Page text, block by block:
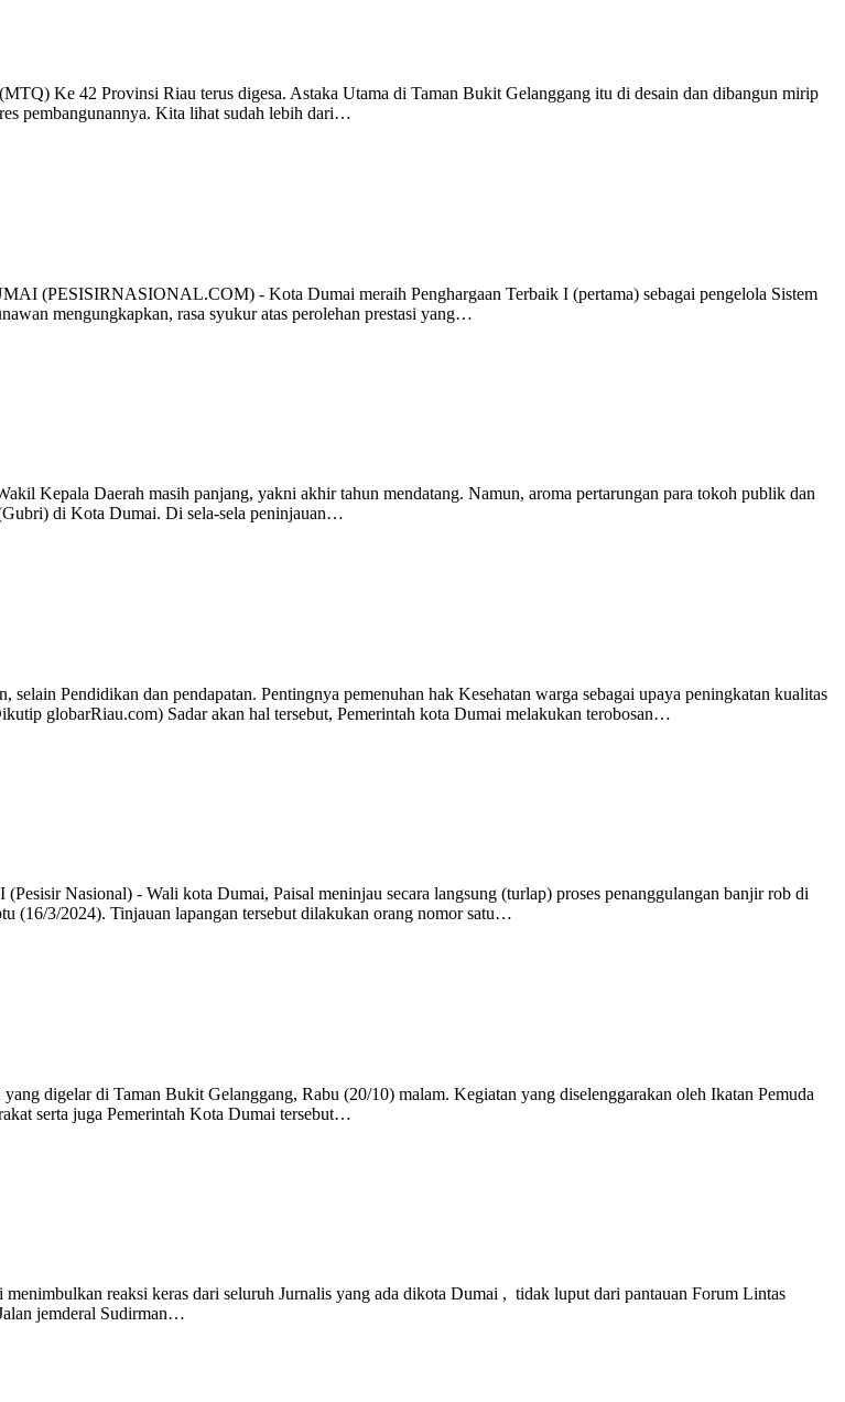
Ke 42 Provinsi Riau terus digesa. Astaka Utama di Taman Bukit Gelanggang itu di desain dan dibangun mirip
pembangunannya. Kita lihat sudah lebih dari…
(PESISIRNASIONAL.COM) - Kota Dumai meraih Penghargaan Terbaik I (pertama) sebagai pengelola Sistem
mengungkapkan, rasa syukur atas perolehan prestasi yang…
Kepala Daerah masih panjang, yakni akhir tahun mendatang. Namun, aroma pertarungan para tokoh publik dan
di Kota Dumai. Di sela-sela peninjauan…
Pendidikan dan pendapatan. Pentingnya pemenuhan hak Kesehatan warga sebagai upaya peningkatan kualitas
globarRiau.com) Sadar akan hal tersebut, Pemerintah kota Dumai melakukan terobosan…
Nasional) - Wali kota Dumai, Paisal meninjau secara langsung (turlap) proses penanggulangan banjir rob di
(16/3/2024). Tinjauan lapangan tersebut dilakukan orang nomor satu…
digelar di Taman Bukit Gelanggang, Rabu (20/10) malam. Kegiatan yang diselenggarakan oleh Ikatan Pemuda
serta juga Pemerintah Kota Dumai tersebut…
reaksi keras dari seluruh Jurnalis yang ada dikota Dumai , tidak luput dari pantauan Forum Lintas
jemderal Sudirman…